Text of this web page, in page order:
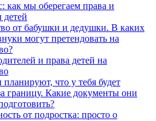
как мы оберегаем права и
детей
от бабушки и дедушки. В каких
могут претендовать на
и права детей на
планируют, что у тебя будет
границу. Какие документы они
от подростка: просто о